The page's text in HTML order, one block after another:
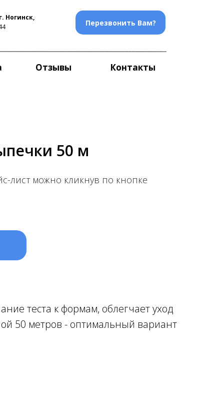
Отзывы Контакты
Ногинск,
Перезвонить Вам?
50 м
лист можно кликнув по кнопке
теста к формам, облегчает уход
50 метров - оптимальный вариант